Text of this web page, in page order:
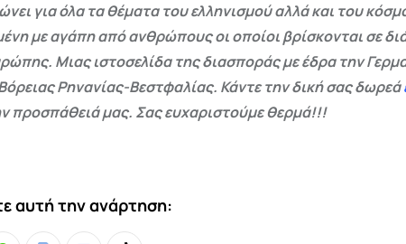
για όλα τα θέματα του ελληνισμού αλλά και του
με αγάπη από ανθρώπους οι οποίοι βρίσκονται σε
Μιας ιστοσελίδα της διασποράς με έδρα την
Ρηνανίας-Βεστφαλίας. Κάντε την δική σας δωρεά
προσπάθειά μας. Σας ευχαριστούμε θερμά!!!
αυτή την ανάρτηση: